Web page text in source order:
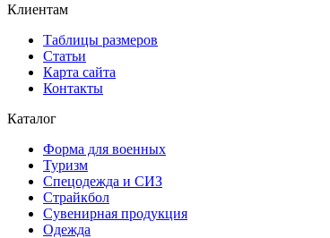
Клиентам
Таблицы размеров
Статьи
Карта сайта
Контакты
Каталог
Форма для военных
Туризм
Спецодежда и СИЗ
Страйкбол
Сувенирная продукция
Одежда